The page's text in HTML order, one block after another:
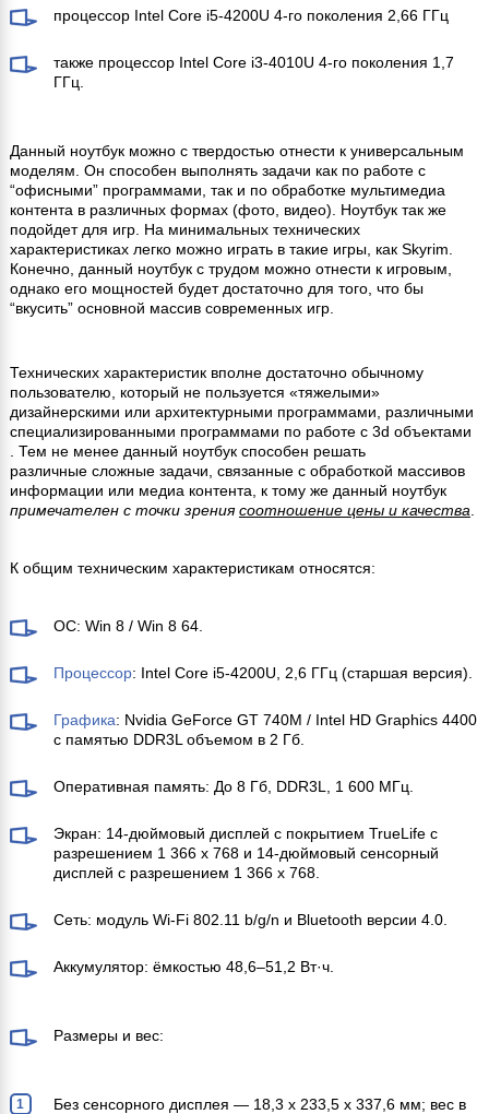
процессор Intel Core i5-4200U 4-го поколения 2,66 ГГц
также процессор Intel Core i3-4010U 4-го поколения 1,7
ГГц.
Данный ноутбук можно с твердостью отнести к универсальным
моделям. Он способен выполнять задачи как по работе с
“офисными” программами, так и по обработке мультимедиа
контента в различных формах (фото, видео). Ноутбук так же
подойдет для игр. На минимальных технических
характеристиках легко можно играть в такие игры, как Skyrim.
Конечно, данный ноутбук с трудом можно отнести к игровым,
однако его мощностей будет достаточно для того, что бы
“вкусить” основной массив современных игр.
Технических характеристик вполне достаточно обычному
пользователю, который не пользуется «тяжелыми»
дизайнерскими или архитектурными программами, различными
специализированными программами по работе с 3d объектами
. Тем не менее данный ноутбук способен решать
различные сложные задачи, связанные с обработкой массивов
информации или медиа контента, к тому же данный ноутбук
примечателен с точки зрениясоотношение цены и качества
К общим техническим характеристикам относятся:
OC: Win 8 / Win 8 64.
Процессор: Intel Core i5-4200U, 2,6 ГГц (старшая версия).
Графика: Nvidia GeForce GT 740M / Intel HD Graphics 4400
с памятью DDR3L объемом в 2 Гб.
Оперативная память: До 8 Гб, DDR3L, 1 600 МГц.
Экран: 14-дюймовый дисплей с покрытием TrueLife с
разрешением 1 366 x 768 и 14-дюймовый сенсорный
дисплей с разрешением 1 366 x 768.
Сеть: модуль Wi-Fi 802.11 b/g/n и Bluetooth версии 4.0.
Аккумулятор: ёмкостью 48,6–51,2 Вт·ч.
Размеры и вес:
Без сенсорного дисплея — 18,3 x 233,5 x 337,6 мм; вес в